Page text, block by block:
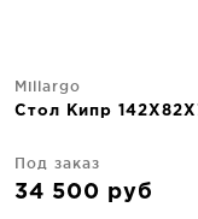
Millargo
Стол Кипр
Под заказ
34 500 руб